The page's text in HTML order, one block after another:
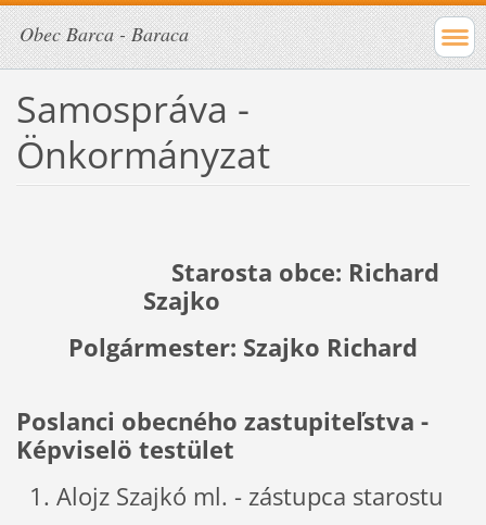
Obec Barca - Baraca
Samospráva -
Önkormányzat
Starosta obce: Richard
Szajko
Polgármester: Szajko Richard
Poslanci obecného zastupiteľstva -
Képviselö testület
1. Alojz Szajkó ml. - zástupca starostu